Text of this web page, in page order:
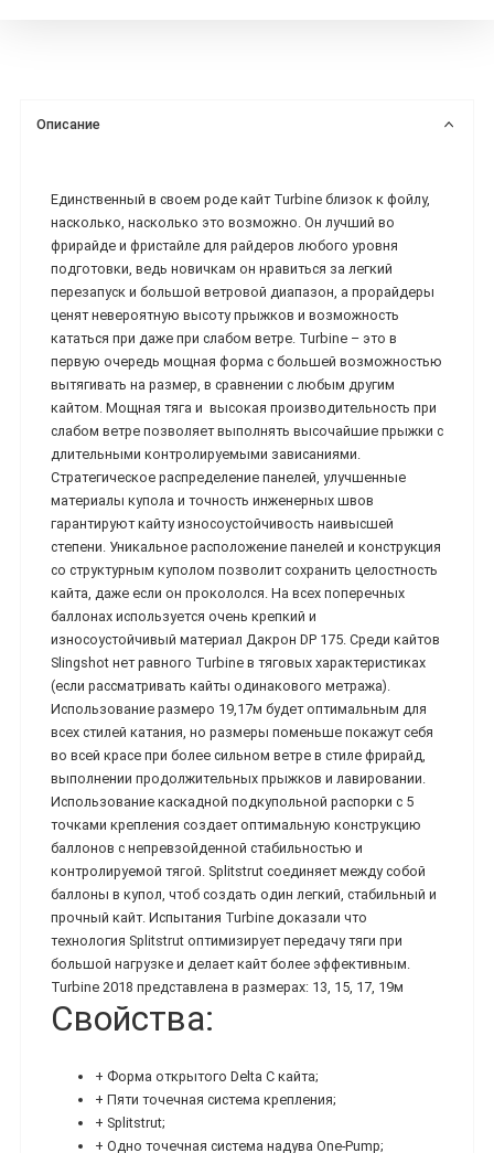
Описание
Единственный в своем роде кайт Turbine близок к фойлу,
насколько, насколько это возможно. Он лучший во
фрирайде и фристайле для райдеров любого уровня
подготовки, ведь новичкам он нравиться за легкий
перезапуск и большой ветровой диапазон, а прорайдеры
ценят невероятную высоту прыжков и возможность
кататься при даже при слабом ветре. Turbine – это в
первую очередь мощная форма с большей возможностью
вытягивать на размер, в сравнении с любым другим
кайтом. Мощная тяга и высокая производительность при
слабом ветре позволяет выполнять высочайшие прыжки с
длительными контролируемыми зависаниями.
Стратегическое распределение панелей, улучшенные
материалы купола и точность инженерных швов
гарантируют кайту износоустойчивость наивысшей
степени. Уникальное расположение панелей и конструкция
со структурным куполом позволит сохранить целостность
кайта, даже если он прокололся. На всех поперечных
баллонах используется очень крепкий и
износоустойчивый материал Дакрон DP 175. Среди кайтов
Slingshot нет равного Turbine в тяговых характеристиках
(если рассматривать кайты одинакового метража).
Использование размеро 19,17м будет оптимальным для
всех стилей катания, но размеры поменьше покажут себя
во всей красе при более сильном ветре в стиле фрирайд,
выполнении продолжительных прыжков и лавировании.
Использование каскадной подкупольной распорки с 5
точками крепления создает оптимальную конструкцию
баллонов с непревзойденной стабильностью и
контролируемой тягой. Splitstrut соединяет между собой
баллоны в купол, чтоб создать один легкий, стабильный и
прочный кайт. Испытания Turbine доказали что
технология Splitstrut оптимизирует передачу тяги при
большой нагрузке и делает кайт более эффективным.
Turbine 2018 представлена в размерах: 13, 15, 17, 19м
Свойства:
+ Форма открытого Delta C кайта;
+ Пяти точечная система крепления;
+ Splitstrut;
+ Одно точечная система надува One-Pump;